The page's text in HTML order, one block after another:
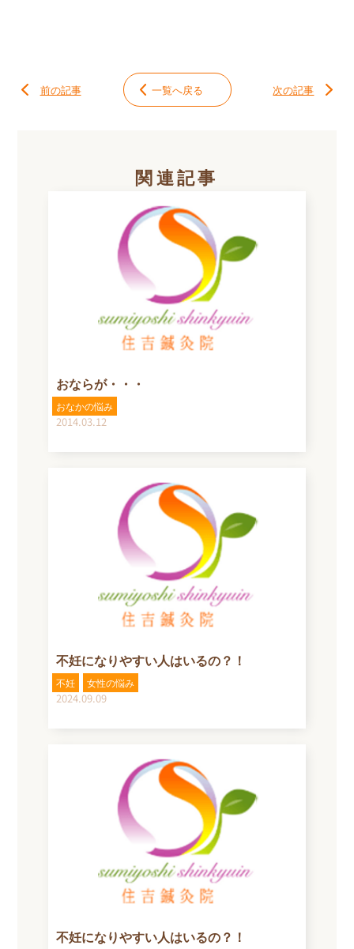
前の記事 一覧へ戻る 次の記事
関連記事
おならが・・・
おなかの悩み
2014.03.12
不妊になりやすい人はいるの？！
不妊 女性の悩み
2024.09.09
不妊になりやすい人はいるの？！